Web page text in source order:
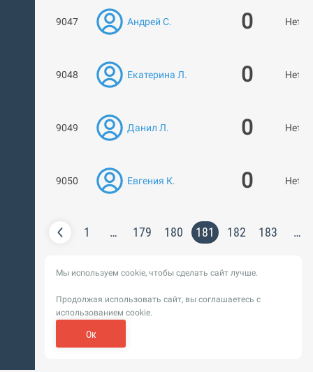
9047 Андрей С. 0 Нет
9048 Екатерина Л. 0 Нет
9049 Данил Л. 0 Нет
9050 Евгения К. 0 Нет
1 … 179 180 181 182 183 …
Мы используем cookie, чтобы сделать сайт лучше.
Продолжая использовать сайт, вы соглашаетесь с
использованием cookie.
Ок